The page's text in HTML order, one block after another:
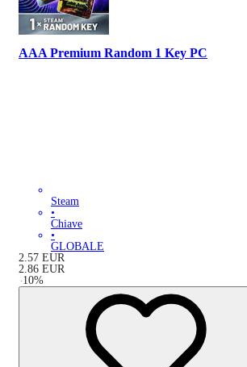
AAA Premium Random 1 Key PC
Steam
•
Chiave
•
GLOBALE
2.57 EUR
2.86 EUR
-10%